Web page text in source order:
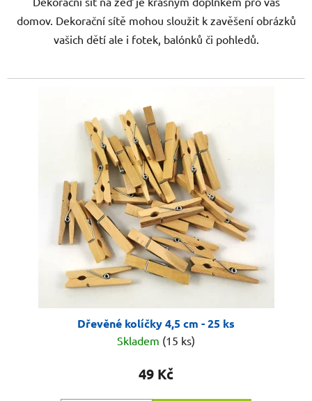
domov. Dekorační sítě mohou sloužit k zavěšení obrázků
vašich dětí ale i fotek, balónků či pohledů.
Dřevěné kolíčky 4,5 cm - 25 ks
Skladem (15 ks)
49 Kč